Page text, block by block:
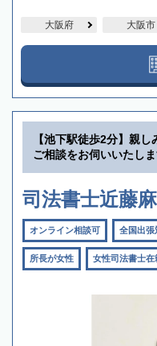
大阪府 大阪市
【池下駅徒歩2分】親
ご相談をお伺いいたし
司法書士近藤
オンライン相談可 全国出張
所長が女性 女性司法書士在